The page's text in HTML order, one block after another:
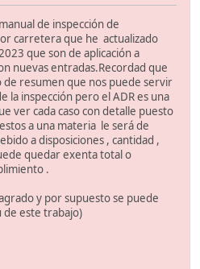
de inspección de
carretera que he actualizado
que son de aplicación a
nuevas entradas.Recordad que
de resumen que nos puede servir
la inspección pero el ADR es una
ver cada caso con detalle puesto
a una materia le será de
a disposiciones , cantidad ,
quedar exenta total o
.
y por supuesto se puede
de este trabajo)